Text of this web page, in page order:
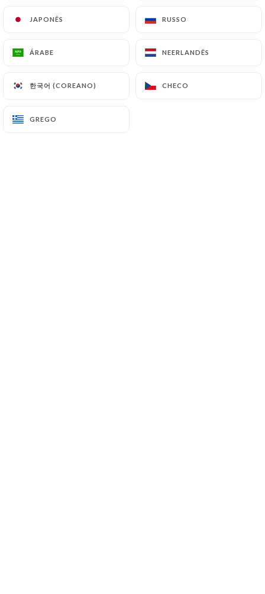
JAPONÊS RUSSO
ÁRABE NEERLANDÊS
한국어 (COREANO) CHECO
GREGO
JAPONÊS RUSSO
ÁRABE NEERLANDÊS
한국어 (COREANO) CHECO
GREGO